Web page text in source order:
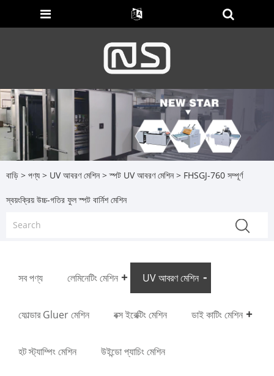
বাড়ি > পণ্য > UV আবরণ মেশিন>স্পট UV আবরণ মেশিন> FHSGJ-760 সম্পূর্ণ
স্বয়ংক্রিয় উচ্চ-গতির ফুল স্পট বার্নিশ মেশিন
সব পণ্য লেমিনেটিং মেশিন UV আবরণ মেশিন
ফোল্ডার Gluer মেশিন বক্স ইরেক্টিং মেশিন ডাই কাটিং মেশিন
হট স্ট্যাম্পিং মেশিন উইন্ডো প্যাচিং মেশিন